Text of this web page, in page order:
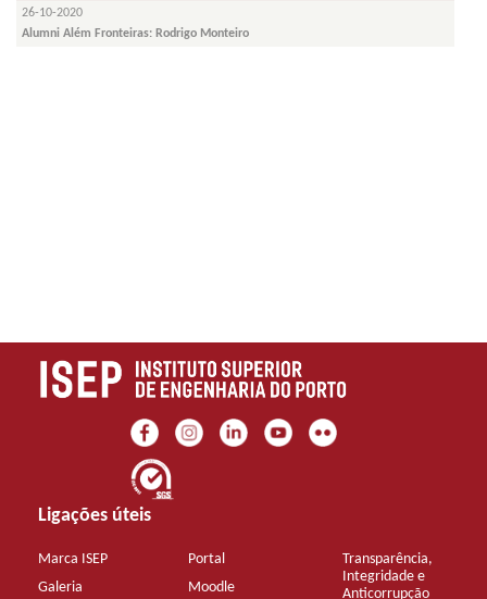
26-10-2020
Alumni Além Fronteiras: Rodrigo Monteiro
Ligações úteis
Marca ISEP
Galeria
Portal
Moodle
Transparência,
Integridade e
Anticorrupção